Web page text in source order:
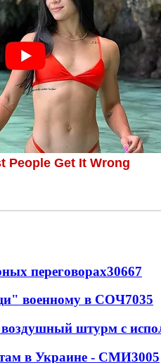
переговорах30667
военному в СОЧ7035
штурм с
в Украине - СМИ3005